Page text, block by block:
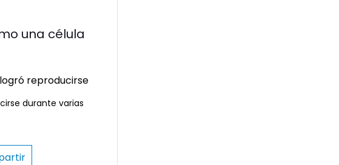
una célula
durante varias